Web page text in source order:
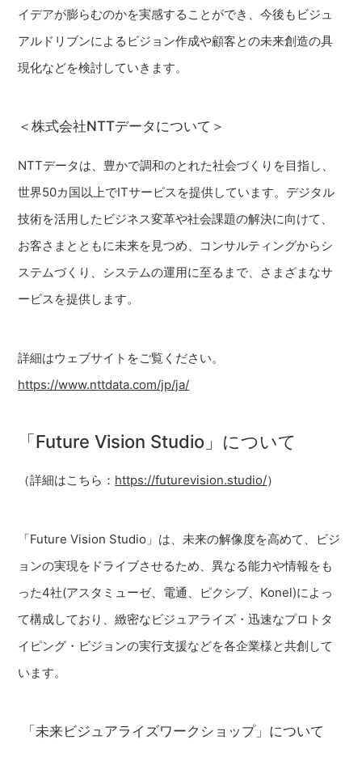
イデアが膨らむのかを実感することができ、今後もビジュ
アルドリブンによるビジョン作成や顧客との未来創造の具
現化などを検討していきます。
＜株式会社NTTデータについて＞
NTTデータは、豊かで調和のとれた社会づくりを目指し、
世界50カ国以上でITサービスを提供しています。デジタル
技術を活用したビジネス変革や社会課題の解決に向けて、
お客さまとともに未来を見つめ、コンサルティングからシ
ステムづくり、システムの運用に至るまで、さまざまなサ
ービスを提供します。
詳細はウェブサイトをご覧ください。
https://www.nttdata.com/jp/ja/
「Future Vision Studio」について
（詳細はこちら： https://futurevision.studio/）
「Future Vision Studio」は、未来の解像度を高めて、ビジ
ョンの実現をドライブさせるため、異なる能力や情報をも
った4社(アスタミューゼ、電通、ピクシブ、Konel)によっ
て構成しており、緻密なビジュアライズ・迅速なプロトタ
イピング・ビジョンの実行支援などを各企業様と共創して
います。
「未来ビジュアライズワークショップ」について